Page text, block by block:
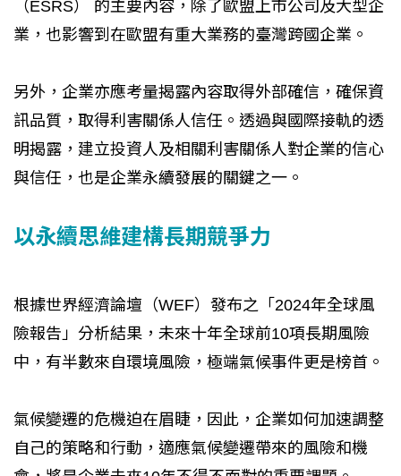
（ESRS） 的主要內容，除了歐盟上市公司及大型企
業，也影響到在歐盟有重大業務的臺灣跨國企業。
另外，企業亦應考量揭露內容取得外部確信，確保資
訊品質，取得利害關係人信任。透過與國際接軌的透
明揭露，建立投資人及相關利害關係人對企業的信心
與信任，也是企業永續發展的關鍵之一。
以永續思維建構長期競爭力
根據世界經濟論壇（WEF）發布之「2024年全球風
險報告」分析結果，未來十年全球前10項長期風險
中，有半數來自環境風險，極端氣候事件更是榜首。
氣候變遷的危機迫在眉睫，因此，企業如何加速調整
自己的策略和行動，適應氣候變遷帶來的風險和機